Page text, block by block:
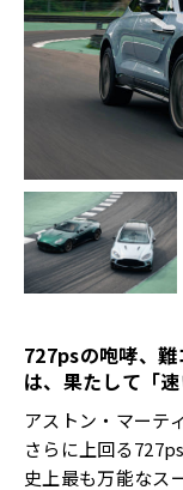
727psの咆哮、
は、果たして「
アストン・マーテ
さらに上回る
史上最も万能なス